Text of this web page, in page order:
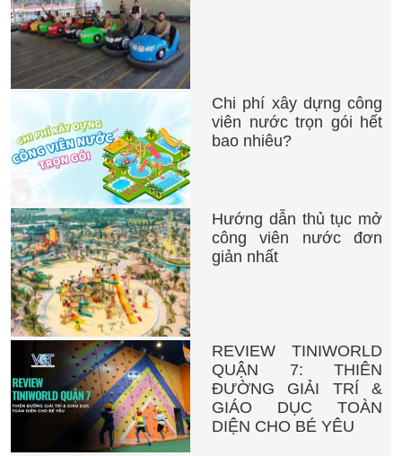
Chi phí xây dựng công
viên nước trọn gói hết
bao nhiêu?
Hướng dẫn thủ tục mở
công viên nước đơn
giản nhất
REVIEW TINIWORLD
QUẬN 7: THIÊN
ĐƯỜNG GIẢI TRÍ &
GIÁO DỤC TOÀN
DIỆN CHO BÉ YÊU